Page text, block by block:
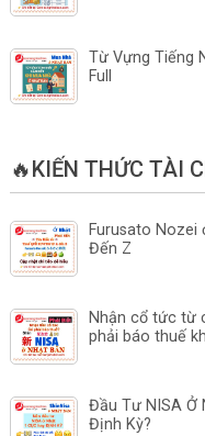
Từ Vựng Tiếng
Full
🔥KIẾN THỨC TÀI
Furusato Nozei
Đến Z
Nhận cổ tức từ
phải báo thuế
Đầu Tư NISA Ở
Định Kỳ?